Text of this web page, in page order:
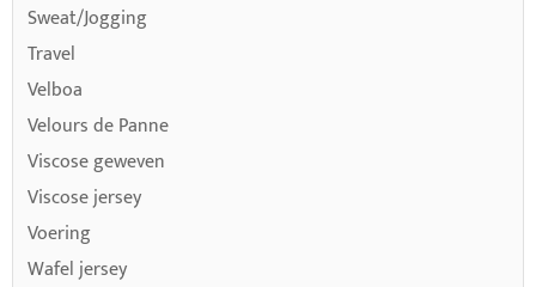
Sweat/Jogging
Travel
Velboa
Velours de Panne
Viscose geweven
Viscose jersey
Voering
Wafel jersey